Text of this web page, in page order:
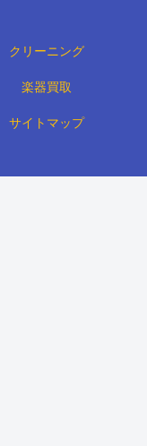
クリーニング
楽器買取
サイトマップ